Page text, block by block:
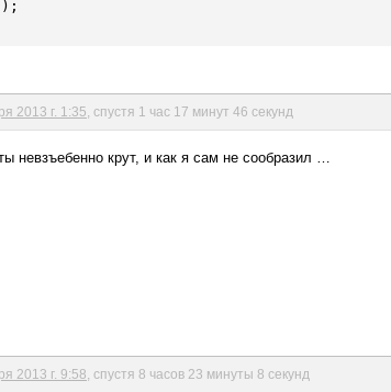
2013 г. 1:35 , спустя 1 час 17 минут 46 секунд
невзъебенно крут, и как я сам не сообразил …
2013 г. 9:58 , спустя 8 часов 23 минуты 8 секунд